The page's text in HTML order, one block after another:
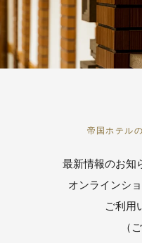
帝国ホテル
最新情報のお知
オンラインシ
ご利用
（